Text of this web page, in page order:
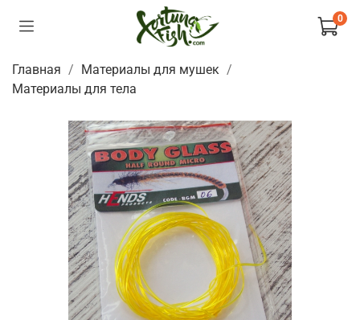
0
Главная
Материалы для мушек
Материалы для тела